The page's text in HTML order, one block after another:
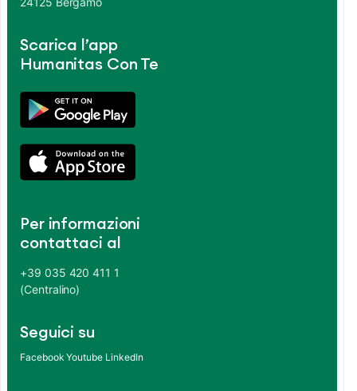
Scarica l’app
Humanitas Con Te
Per informazioni
contattaci al
+39 035 420 411 1
(Centralino)
Seguici su
Facebook Youtube LinkedIn